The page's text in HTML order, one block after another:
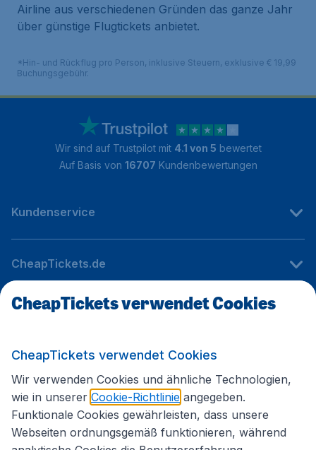
Airline aus verschiedenen Gründen das ganze Jahr
über günstige Flugtickets anbietet.
*Hin- und Rückflug pro Person, inklusive Steuern, exklusive € 19,99
Buchungsgebühr.
Wir sind auf Trustpilot mit 4.1 von 5 bewertet
Auf Basis von 16707 Kundenbewertungen
Kundenservice
CheapTickets.de
Internationale Webseiten
Folgen Sie uns:
CheapTickets verwendet Cookies
CheapTickets verwendet Cookies
Wir verwenden Cookies und ähnliche Technologien,
wie in unserer Cookie-Richtlinie angegeben.
Funktionale Cookies gewährleisten, dass unsere
Webseiten ordnungsgemäß funktionieren, während